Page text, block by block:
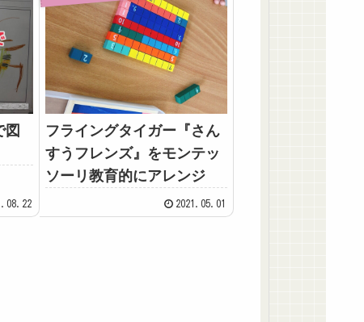
図
フライングタイガー『さん
すうフレンズ』をモンテッ
ソーリ教育的にアレンジ
2021.05.01